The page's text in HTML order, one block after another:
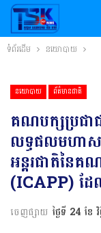
ទំព័រដើម នយោបាយ
នយោបាយ ព័ត៌មានជាតិ
គណបក្សប្រជា
លទ្ធផលមហា
អន្តរជាតិន
(ICAPP) ដែល
ចេញផ្សាយ ថ្ងៃទី 24 ខែ